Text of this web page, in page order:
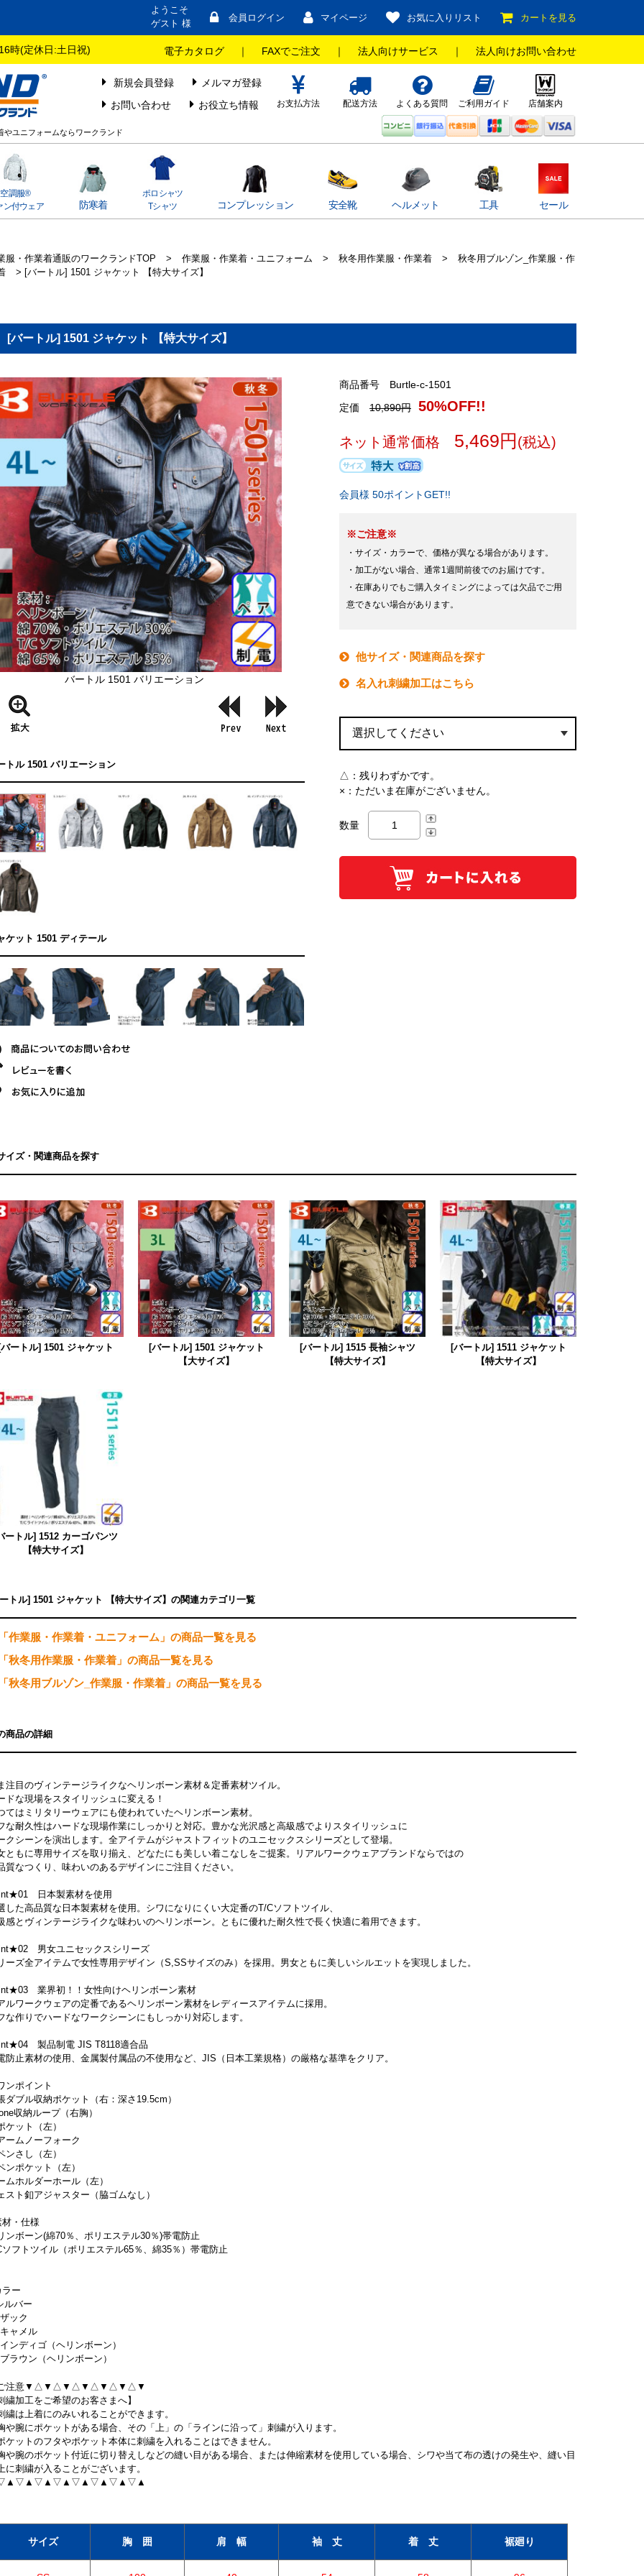
ようこそ
ゲスト 様
会員ログイン マイページ お気に入りリスト カートを見る
時(定休日:土日祝) 電子カタログ ｜ FAXでご注文 ｜ 法人向けサービス ｜ 法人向けお問い合わせ
新規会員登録
メルマガ登録
お問い合わせ
お役立ち情報 お支払方法 配送方法 よくある質問 ご利用ガイド 店舗案内
やユニフォームならワークランド
空調服®
ン付ウェア
防寒着
ポロシャツ
Tシャツ
コンプレッション 安全靴 ヘルメット 工具 セール
服・作業着通販のワークランドTOP > 作業服・作業着・ユニフォーム > 秋冬用作業服・作業着 >
秋冬用ブルゾン_作業服・作
> [バートル] 1501 ジャケット 【特大サイズ】
[バートル] 1501 ジャケット 【特大サイズ】
商品番号 Burtle-c-1501
定価 10,890円 50%OFF!!
ネット通常価格 5,469円 (税込)
会員様 50ポイントGET!!
※ご注意※
・サイズ・カラーで、価格が異なる場合があります。
・加工がない場合、通常1週間前後でのお届けです。
・在庫ありでもご購入タイミングによっては欠品でご用
意できない場合があります。
他サイズ・関連商品を探す
名入れ刺繍加工はこちら
△： 残りわずかです。
×： ただいま在庫がございません。
数量
バートル 1501 バリエーション
トル 1501 バリエーション
ケット 1501 ディテール
イズ・関連商品を探す
ートル] 1501 ジャケット
[バートル] 1501 ジャケット
【大サイズ】
[バートル] 1515 長袖シャツ
【特大サイズ】
[バートル] 1511 ジャケット
【特大サイズ】
ートル] 1512 カーゴパンツ
【特大サイズ】
トル] 1501 ジャケット 【特大サイズ】の関連カテゴリ一覧
作業服・作業着・ユニフォーム」の商品一覧を見る
秋冬用作業服・作業着」の商品一覧を見る
秋冬用ブルゾン_作業服・作業着」の商品一覧を見る
商品の詳細
注目のヴィンテージライクなヘリンボーン素材＆定番素材ツイル。
ドな現場をスタイリッシュに変える！
てはミリタリーウェアにも使われていたヘリンボーン素材。
な耐久性はハードな現場作業にしっかりと対応。豊かな光沢感と高級感でよりスタイリッシュに
クシーンを演出します。全アイテムがジャストフィットのユニセックスシリーズとして登場。
ともに専用サイズを取り揃え、どなたにも美しい着こなしをご提案。リアルワークウェアブランドならではの
質なつくり、味わいのあるデザインにご注目ください。
日本製素材を使用
した高品質な日本製素材を使用。シワになりにくい大定番のT/Cソフトツイル、
感とヴィンテージライクな味わいのヘリンボーン。ともに優れた耐久性で長く快適に着用できます。
男女ユニセックスシリーズ
ーズ全アイテムで女性専用デザイン（S,SSサイズのみ）を採用。男女ともに美しいシルエットを実現しました。
業界初！！女性向けヘリンボーン素材
ルワークウェアの定番であるヘリンボーン素材をレディースアイテムに採用。
な作りでハードなワークシーンにもしっかり対応します。
製品制電 JIS T8118適合品
防止素材の使用、金属製付属品の不使用など、JIS（日本工業規格）の厳格な基準をクリア。
ンポイント
ダブル収納ポケット（右：深さ19.5cm）
収納ループ（右胸）
ケット（左）
ームノーフォーク
ンさし（左）
ンポケット（左）
ムホルダーホール（左）
スト釦アジャスター（脇ゴムなし）
・仕様
ンボーン(綿70％、ポリエステル30％)帯電防止
ソフトツイル（ポリエステル65％、綿35％）帯電防止
ー
ルバー
ック
ャメル
ンディゴ（ヘリンボーン）
ラウン（ヘリンボーン）
注意▼△▼△▼△▼△▼△▼△▼
繍加工をご希望のお客さまへ】
繍は上着にのみいれることができます。
や腕にポケットがある場合、その「上」の「ラインに沿って」刺繍が入ります。
ケットのフタやポケット本体に刺繍を入れることはできません。
や腕のポケット付近に切り替えしなどの縫い目がある場合、または伸縮素材を使用している場合、シワや当て布の透けの発生や、縫い目
に刺繍が入ることがございます。
サイズ 胸 囲 肩 幅 袖 丈 着 丈 裾廻り